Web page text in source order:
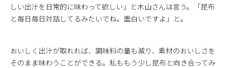
しい出汁を日常的に味わって欲しい」と木山さんは言う。「昆布
と毎日毎日対話してるみたいでね。面白いですよ」と。
おいしく出汁が取れれば、調味料の量も減り、素材のおいしさを
そのまま味わうことができる。私ももう少し昆布と向き合ってみ